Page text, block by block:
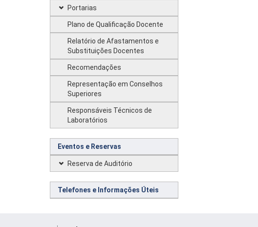
Portarias
Plano de Qualificação Docente
Relatório de Afastamentos e
Substituições Docentes
Recomendações
Representação em Conselhos
Superiores
Responsáveis Técnicos de
Laboratórios
Eventos e Reservas
Reserva de Auditório
Telefones e Informações Úteis